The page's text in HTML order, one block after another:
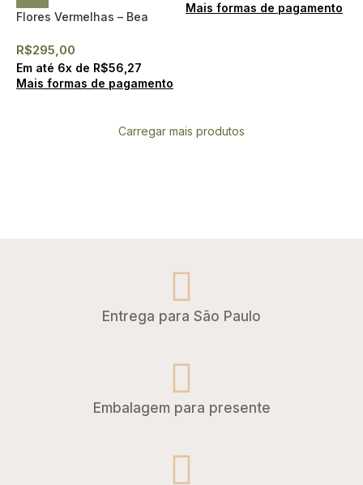
Flores Vermelhas – Bea
R$295,00
Em até 6x de R$56,27
Mais formas de pagamento
Mais formas de pagamento
Carregar mais produtos
Entrega para São Paulo
Embalagem para presente